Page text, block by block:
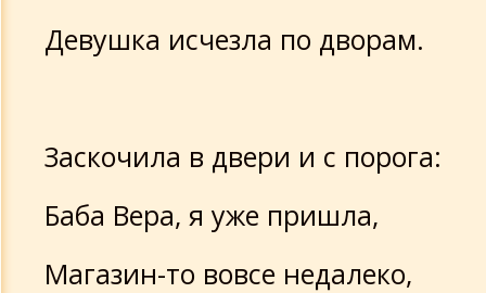
Девушка исчезла по дворам.
Заскочила в двери и с порога:
Баба Вера, я уже пришла,
Магазин-то вовсе недалеко,